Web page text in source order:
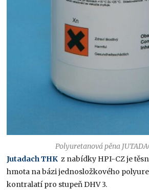
Polyuretanová pěna
Jutadach THK z nabídky HPI-CZ je
hmota na bázi jednosložkového
kontralatí pro stupeň DHV 3.